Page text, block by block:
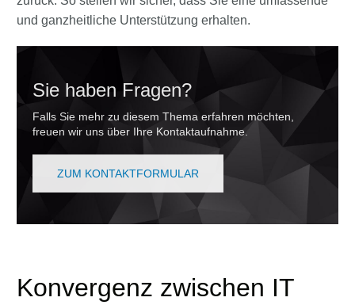
und ganzheitliche Unterstützung erhalten.
Sie haben Fragen?
Falls Sie mehr zu diesem Thema erfahren möchten,
freuen wir uns über Ihre Kontaktaufnahme.
ZUM KONTAKTFORMULAR
Konvergenz zwischen IT